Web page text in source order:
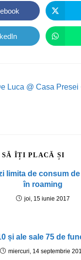
Luca @ Casa Presei
SĂ ÎȚI PLACĂ ȘI
limita de consum
în roaming
joi, 15 iunie 2017
și ale sale 75 de
miercuri, 14 septembrie